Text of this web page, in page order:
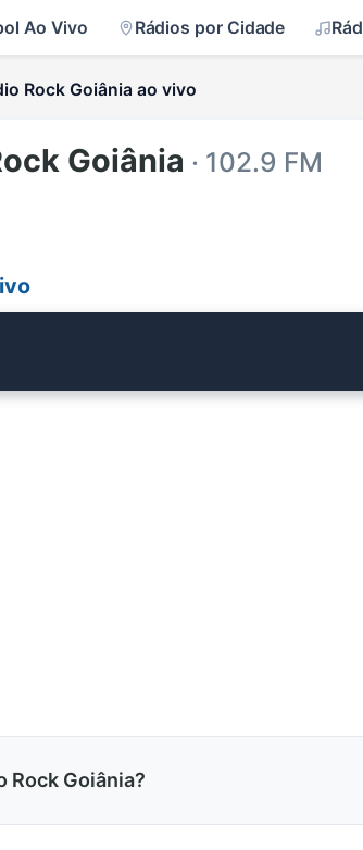
Ao Vivo Rádios por Cidade
Rock Goiânia ao vivo
Goiânia · 102.9 FM
Rock Goiânia?